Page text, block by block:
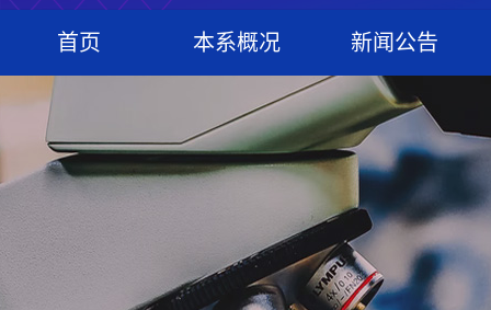
首页
本系概况
系况简介
机构设置
新闻公告
新闻中心
通知公告